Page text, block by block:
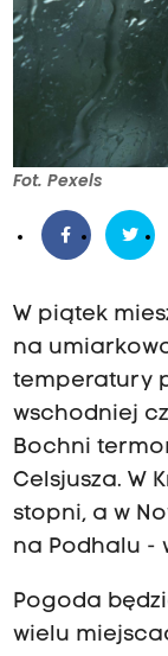
Fot. Pexels
W piątek
na
temperatury
wschodniej
Bochni
Celsjusza. W
stopni, a w
na Podhalu -
Pogoda
wielu